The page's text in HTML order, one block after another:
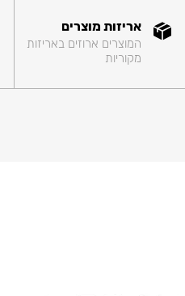
אריזות מוצרים
המוצרים ארוזים באריזות
מקוריות